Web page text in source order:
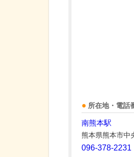
所在地・電話
南熊本駅
熊本県熊本市中
096-378-2231